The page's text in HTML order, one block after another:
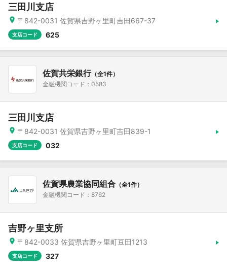
三田川支店
〒842-0031 佐賀県吉野ヶ里町吉田667-37
支店コード 625
佐賀共栄銀行（全1件）
金融機関コード：0583
三田川支店
〒842-0031 佐賀県吉野ヶ里町吉田839-1
支店コード 032
佐賀県農業協同組合 （全1件）
金融機関コード：8762
吉野ヶ里支所
〒842-0033 佐賀県吉野ヶ里町豆田1213
支店コード 327